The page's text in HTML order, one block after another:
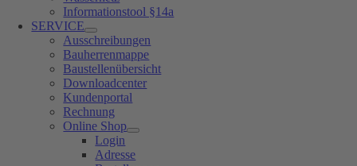
Informationstool §14a
SERVICE
Ausschreibungen
Bauherrenmappe
Baustellenübersicht
Downloadcenter
Kundenportal
Rechnung
Online Shop
Login
Adresse